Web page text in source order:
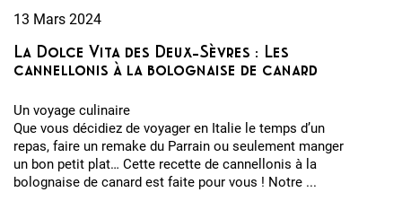
13 Mars 2024
La Dolce Vita des Deux-Sèvres : Les
cannellonis à la bolognaise de canard
Un voyage culinaire
Que vous décidiez de voyager en Italie le temps d’un
repas, faire un remake du Parrain ou seulement manger
un bon petit plat… Cette recette de cannellonis à la
bolognaise de canard est faite pour vous ! Notre ...